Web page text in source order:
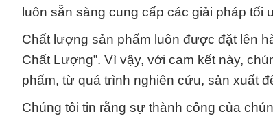
luôn sẵn sàng cung cấp các giải pháp
Chất lượng sản phẩm luôn được đặt lên
Chất Lượng”. Vì vậy, với cam kết này,
phẩm, từ quá trình nghiên cứu, sản xuất
Chúng tôi tin rằng sự thành công của